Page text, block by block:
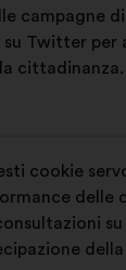
campagne
Twitter per
cittadinanza.
cookie
delle
su